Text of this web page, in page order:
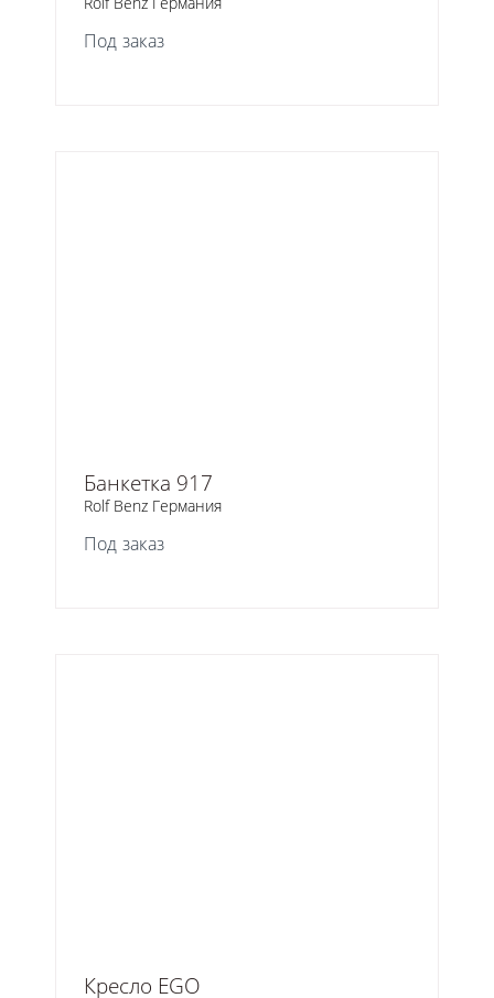
Под заказ
Банкетка 917
Rolf Benz Германия
Под заказ
Кресло EGO